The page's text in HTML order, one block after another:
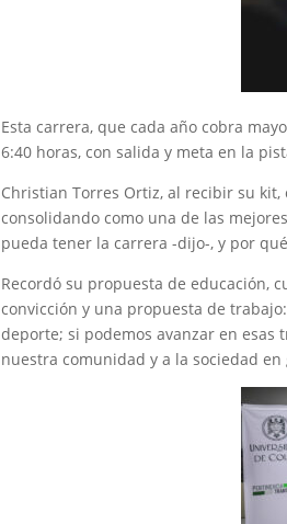
Esta carrera, que cada año cobra
6:40 horas, con salida y meta en la
Christian Torres Ortiz, al recibir su kit,
consolidando como una de las
pueda tener la carrera -dijo-, y por
Recordó su propuesta de educación,
convicción y una propuesta de
deporte; si podemos avanzar en
nuestra comunidad y a la sociedad en